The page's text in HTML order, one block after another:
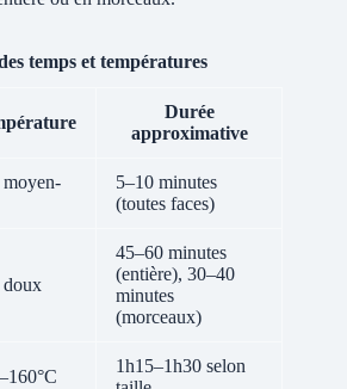
temps et températures
Durée
approximative
moyen-
5–10 minutes
(toutes faces)
doux
45–60 minutes
(entière), 30–40
minutes
(morceaux)
1h15–1h30 selon